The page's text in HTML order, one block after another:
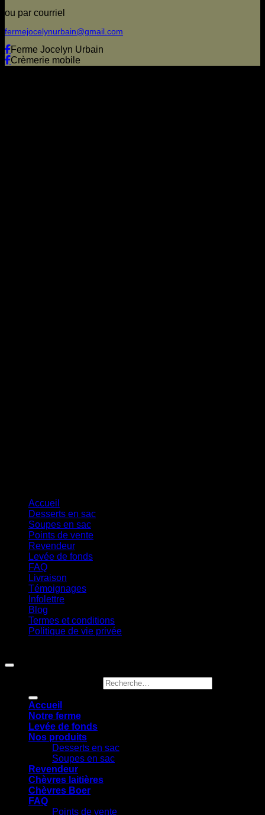
ou par courriel
fermejocelynurbain@gmail.com
Ferme Jocelyn Urbain
Crèmerie mobile
Accueil
Desserts en sac
Soupes en sac
Points de vente
Revendeur
Levée de fonds
FAQ
Livraison
Témoignages
Infolettre
Blog
Termes et conditions
Politique de vie privée
Accueil
Notre ferme
Levée de fonds
Nos produits
Desserts en sac
Soupes en sac
Revendeur
Chèvres laitières
Chèvres Boer
FAQ
Points de vente